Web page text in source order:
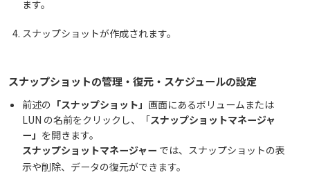
ます。
スナップショットが作成されます。
スナップショットの管理・復元・スケジュールの設定
前述の 「スナップショット」 画面にあるボリュームまたは
LUN の名前をクリックし、「スナップショットマネージャ
ー」 を開きます。
スナップショットマネージャー では、スナップショットの表
示や削除、データの復元ができます。